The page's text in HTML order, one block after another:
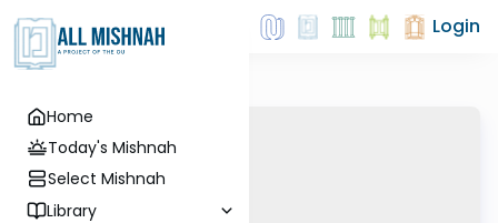
Home
Today's Mishnah
Select Mishnah
Library
Login